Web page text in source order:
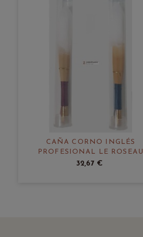
CAÑA CORNO INGLÉS
PROFESIONAL LE ROSEAU
CHANTANT
32,67 €